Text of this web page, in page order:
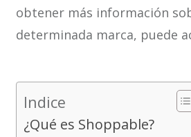
obtener más información
determinada marca, puede
Indice
¿Qué es Shoppable?